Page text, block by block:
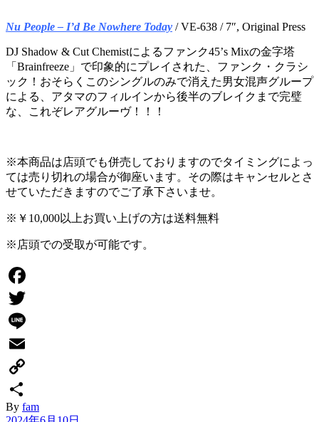
Nu People – I’d Be Nowhere Today / VE-638 / 7″, Original Press
DJ Shadow & Cut Chemistによるファンク45’s Mixの金字塔
「Brainfreeze」で印象的にプレイされた、ファンク・クラシ
ック！おそらくこのシングルのみで消えた男女混声グループ
による、アタマのフィルインから後半のブレイクまで完璧
な、これぞレアグルーヴ！！！
※本商品は店頭でも併売しておりますのでタイミングによっ
ては売り切れの場合が御座います。その際はキャンセルとさ
せていただきますのでご了承下さいませ。
※￥10,000以上お買い上げの方は送料無料
※ 店頭での受取が可能です。
Facebook
Twitter
Line
Email
Copy
Link
共
By fam